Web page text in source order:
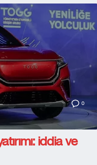
0
iddia ve